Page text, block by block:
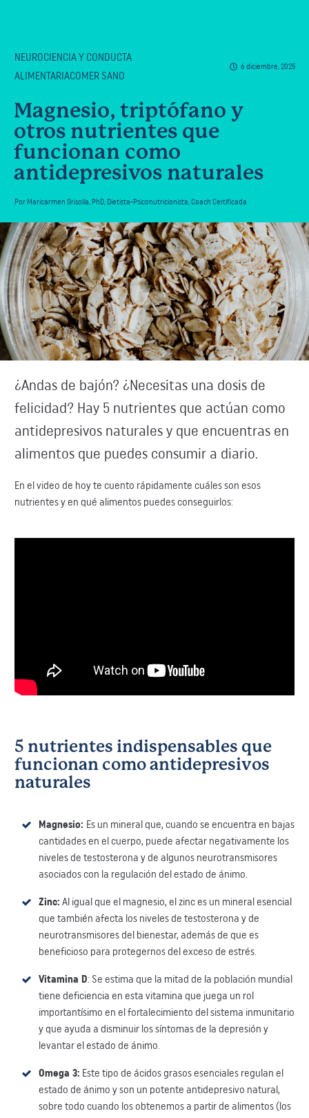
NEUROCIENCIA Y CONDUCTA
ALIMENTARIACOMER SANO
6 diciembre, 2025
Magnesio, triptófano y
otros nutrientes que
funcionan como
antidepresivos naturales
Por Maricarmen Grisolía, PhD, Dietista-Psiconutricionista, Coach Certificada
¿Andas de bajón? ¿Necesitas una dosis de
felicidad? Hay 5 nutrientes que actúan como
antidepresivos naturales y que encuentras en
alimentos que puedes consumir a diario.
En el video de hoy te cuento rápidamente cuáles son esos
nutrientes y en qué alimentos puedes conseguirlos:
5 nutrientes indispensables que
funcionan como antidepresivos
naturales
Magnesio: Es un mineral que, cuando se encuentra en bajas
cantidades en el cuerpo, puede afectar negativamente los
niveles de testosterona y de algunos neurotransmisores
asociados con la regulación del estado de ánimo.
Zinc: Al igual que el magnesio, el zinc es un mineral esencial
que también afecta los niveles de testosterona y de
neurotransmisores del bienestar, además de que es
beneficioso para protegernos del exceso de estrés.
Vitamina D: Se estima que la mitad de la población mundial
tiene deficiencia en esta vitamina que juega un rol
importantísimo en el fortalecimiento del sistema inmunitario
y que ayuda a disminuir los síntomas de la depresión y
levantar el estado de ánimo.
Omega 3: Este tipo de ácidos grasos esenciales regulan el
estado de ánimo y son un potente antidepresivo natural,
sobre todo cuando los obtenemos a partir de alimentos (los